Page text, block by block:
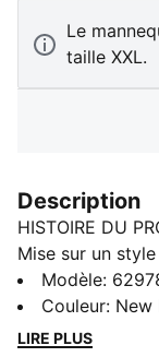
Le
taille XXL.
Description
HISTOIRE DU
Mise sur un
en jacquard de
à cordon de
vacances : ce
Modèle:
Couleur: New
LIRE PLUS